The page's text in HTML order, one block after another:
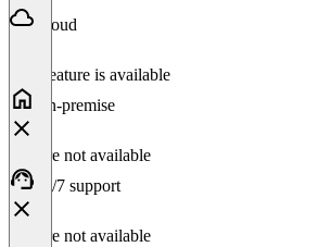
Cloud
This feature is available
On-premise
Feature not available
24/7 support
Feature not available